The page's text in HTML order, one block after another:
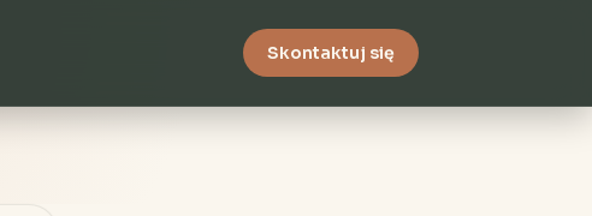
Skontaktuj się